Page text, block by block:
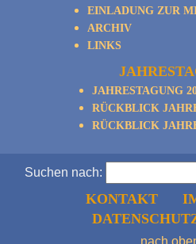
EINLADUNG ZUR
ARCHIV
LINKS
JAHRESTAGUNG
RÜCKBLICK
RÜCKBLICK
Suchen nach:
KONTAKT
nach